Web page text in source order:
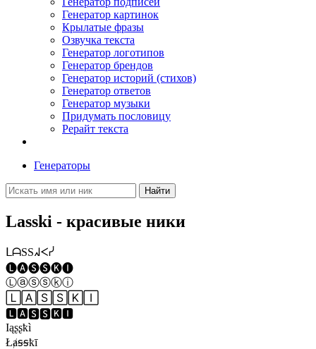
Генератор картинок
Крылатые фразы
Озвучка текста
Генератор логотипов
Генератор брендов
Генератор историй (стихов)
Генератор ответов
Генератор музыки
Придумать пословицу
Рерайт текста
Генераторы
Найти
Lasski - красивые ники
ᒪᗩSSᖽᐸᓰ
🅛🅐🅢🅢🅚🅘
Ⓛⓐⓢⓢⓚⓘ
🄻🄰🅂🅂🄺🄸
🅻🅰🆂🆂🅺🅸
Ӏąʂʂҟì
Łⱥꞩꞩҟī